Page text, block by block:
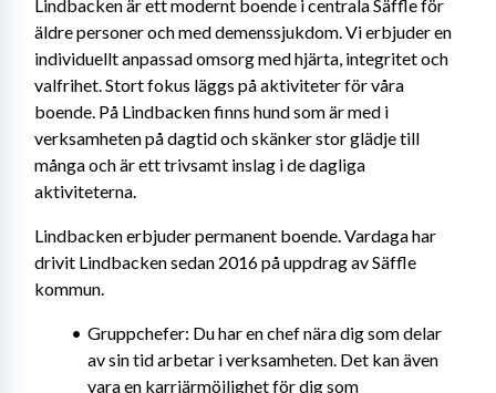
Lindbacken är ett modernt boende i centrala Säffle för
äldre personer och med demenssjukdom. Vi erbjuder en
individuellt anpassad omsorg med hjärta, integritet och
valfrihet. Stort fokus läggs på aktiviteter för våra
boende. På Lindbacken finns hund som är med i
verksamheten på dagtid och skänker stor glädje till
många och är ett trivsamt inslag i de dagliga
aktiviteterna.
Lindbacken erbjuder permanent boende. Vardaga har
drivit Lindbacken sedan 2016 på uppdrag av Säffle
kommun.
Gruppchefer: Du har en chef nära dig som delar
av sin tid arbetar i verksamheten. Det kan även
vara en karriärmöjlighet för dig som